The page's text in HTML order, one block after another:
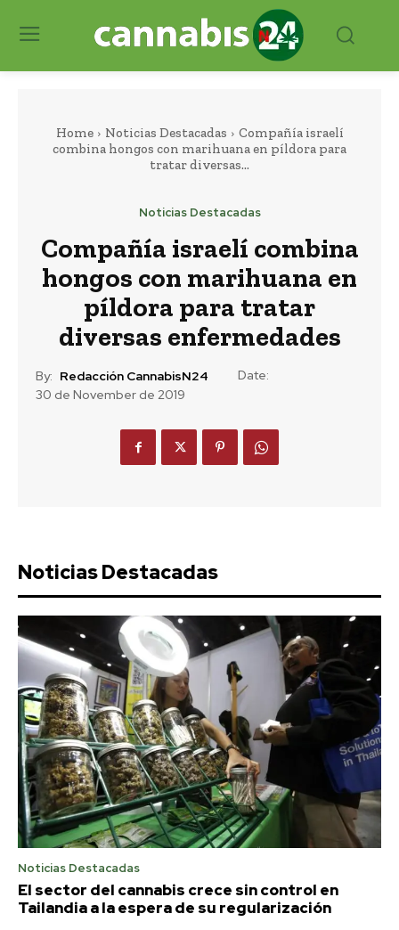
Home Noticias Destacadas
Compañía israelí
combina hongos con marihuana en píldora para
tratar diversas...
Noticias Destacadas
Compañía israelí combina
hongos con marihuana en
píldora para tratar
diversas enfermedades
By: Redacción CannabisN24
Date:
30 de November de 2019
Noticias Destacadas
Noticias Destacadas
El sector del cannabis crece sin control en
Tailandia a la espera de su regularización